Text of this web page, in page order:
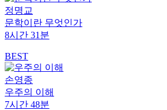
정명교
문학이란 무엇인가
8시간 31분
BEST
손영종
우주의 이해
7시간 48분